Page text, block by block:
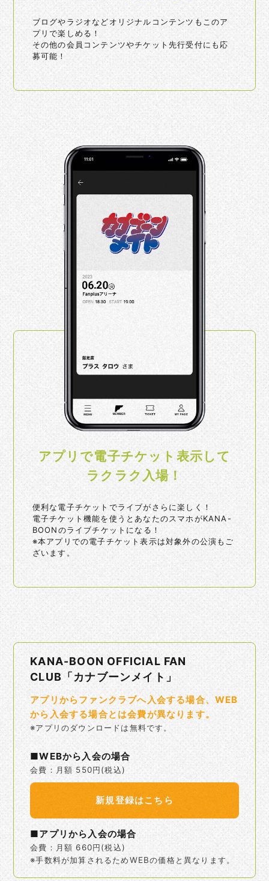
ブログやラジオなどオリジナルコンテンツもこのア
プリで楽しめる！
その他の会員コンテンツやチケット先行受付にも応
募可能！
アプリで電子チケット表示して
ラクラク入場！
便利な電子チケットでライブがさらに楽しく！
電子チケット機能を使うとあなたのスマホがKANA-
BOONのライブチケットになる！
※本アプリでの電子チケット表示は対象外の公演もご
ざいます。
KANA-BOON OFFICIAL FAN
CLUB「カナブーンメイト」
アプリからファンクラブへ入会する場合、WEB
から入会する場合とは会費が異なります。
※アプリのダウンロードは無料です。
■WEBから入会の場合
会費：月額 550円(税込)
新規登録はこちら
■アプリから入会の場合
会費：月額 660円(税込)
※手数料が加算されるためWEBの価格と異なります。